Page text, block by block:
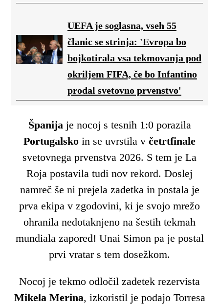
UEFA je soglasna, vseh 55
članic se strinja: 'Evropa bo
bojkotirala vsa tekmovanja pod
okriljem FIFA, če bo Infantino
prodal svetovno prvenstvo'
Španija je nocoj s tesnih 1:0 porazila
Portugalsko in se uvrstila v četrtfinale
svetovnega prvenstva 2026. S tem je La
Roja postavila tudi nov rekord. Doslej
namreč še ni prejela zadetka in postala je
prva ekipa v zgodovini, ki je svojo mrežo
ohranila nedotaknjeno na šestih tekmah
mundiala zapored! Unai Simon pa je postal
prvi vratar s tem dosežkom.
Nocoj je tekmo odločil zadetek rezervista
Mikela Merina, izkoristil je podajo Torresa